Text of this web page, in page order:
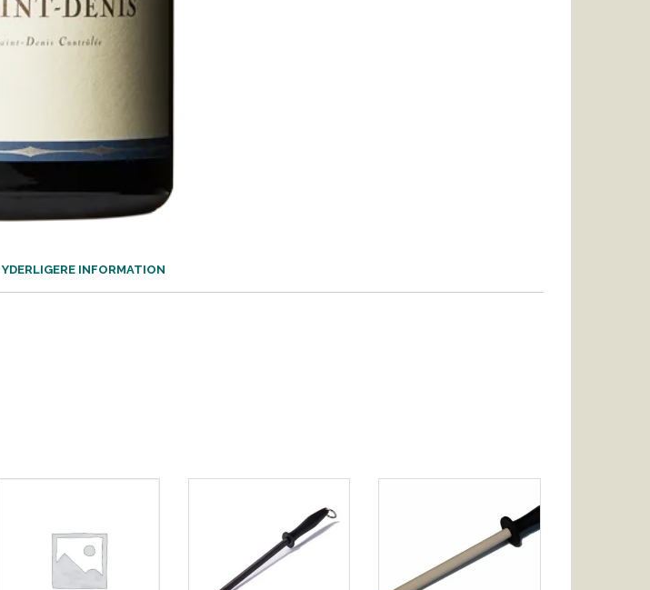
YDERLIGERE INFORMATION